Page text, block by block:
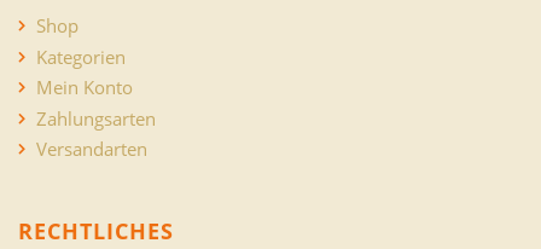
Shop
Kategorien
Mein Konto
Zahlungsarten
Versandarten
RECHTLICHES